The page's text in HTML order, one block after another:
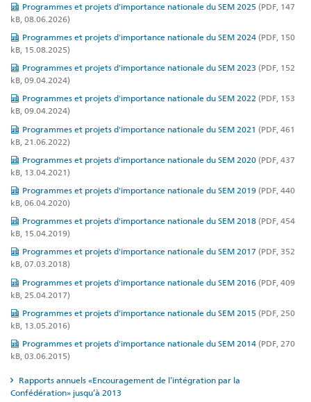
Programmes et projets d'importance nationale du SEM 2025 (PDF, 147
kB, 08.06.2026)
Programmes et projets d'importance nationale du SEM 2024 (PDF, 150
kB, 15.08.2025)
Programmes et projets d'importance nationale du SEM 2023 (PDF, 152
kB, 09.04.2024)
Programmes et projets d'importance nationale du SEM 2022 (PDF, 153
kB, 09.04.2024)
Programmes et projets d'importance nationale du SEM 2021 (PDF, 461
kB, 21.06.2022)
Programmes et projets d'importance nationale du SEM 2020 (PDF, 437
kB, 13.04.2021)
Programmes et projets d'importance nationale du SEM 2019 (PDF, 440
kB, 06.04.2020)
Programmes et projets d'importance nationale du SEM 2018 (PDF, 454
kB, 15.04.2019)
Programmes et projets d'importance nationale du SEM 2017 (PDF, 352
kB, 07.03.2018)
Programmes et projets d'importance nationale du SEM 2016 (PDF, 409
kB, 25.04.2017)
Programmes et projets d'importance nationale du SEM 2015 (PDF, 250
kB, 13.05.2016)
Programmes et projets d'importance nationale du SEM 2014 (PDF, 270
kB, 03.06.2015)
Rapports annuels «Encouragement de l’intégration par la
Confédération» jusqu’à 2013